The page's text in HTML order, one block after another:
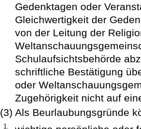
Gedenktagen oder
Gleichwertigkeit der
von der Leitung der
Schulaufsichtsbehörde
schriftliche Bestätigung
oder
Zugehörigkeit nicht auf
(3) Als Beurlaubungsgründe
1.